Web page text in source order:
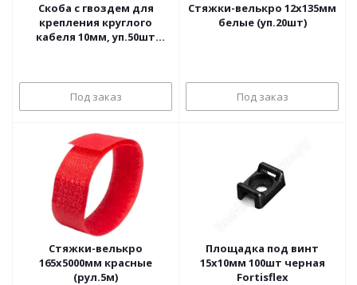
Скоба с гвоздем для
крепления круглого
кабеля 10мм, уп.50шт
Под заказ
Стяжки-велькро 12х135мм
белые (уп.20шт)
Под заказ
Стяжки-велькро
165х5000мм красные
(рул.5м)
Площадка под винт
15х10мм 100шт черная
Fortisflex